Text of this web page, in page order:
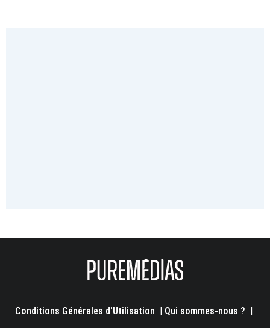
Conditions Générales d'Utilisation | Qui sommes-nous ? |